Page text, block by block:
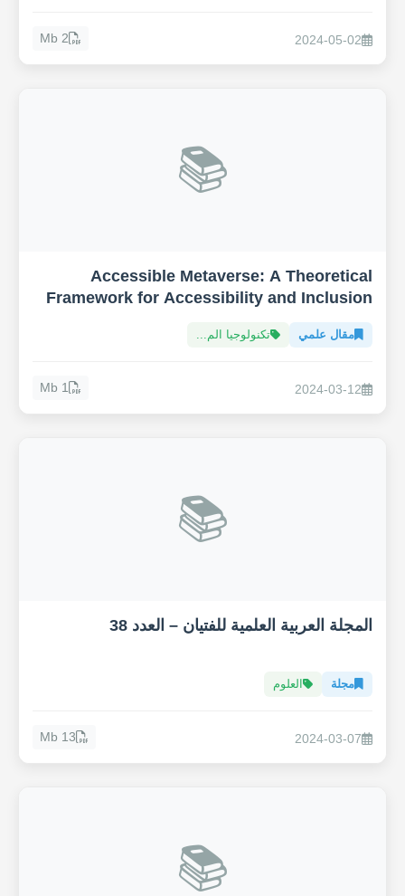
2024-05-02
2 Mb
📚
Accessible Metaverse: A Theoretical
Framework for Accessibility and Inclusion
مقال علمي تكنولوجيا الم...
2024-03-12
1 Mb
📚
المجلة العربية العلمية للفتيان – العدد 38
مجلة العلوم
2024-03-07
13 Mb
📚